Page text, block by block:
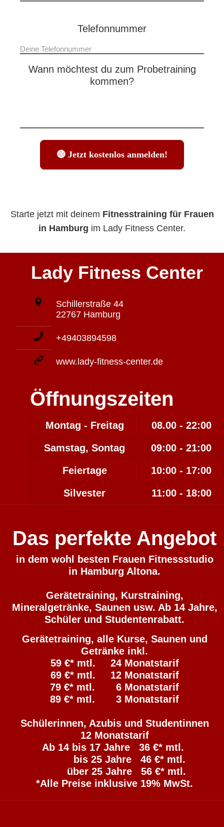
Telefonnummer
Wann möchtest du zum Probetraining
kommen?
Starte jetzt mit deinem Fitnesstraining für Frauen
in Hamburg im Lady Fitness Center.
Lady Fitness Center
Schillerstraße 44
22767 Hamburg
+49403894598
www.lady-fitness-center.de
Öffnungszeiten
Montag - Freitag 08.00 - 22:00
Samstag, Sontag 09:00 - 21:00
Feiertage 10:00 - 17:00
Silvester 11:00 - 18:00
Das perfekte Angebot
in dem wohl besten Frauen Fitnessstudio
in Hamburg Altona.
Gerätetraining, Kurstraining,
Mineralgetränke, Saunen usw. Ab 14 Jahre,
Schüler und Studentenrabatt.
Gerätetraining, alle Kurse, Saunen und
Getränke inkl.
59 €* mtl. 24 Monatstarif
69 €* mtl. 12 Monatstarif
79 €* mtl. 6 Monatstarif
89 €* mtl. 3 Monatstarif
Schülerinnen, Azubis und Studentinnen
12 Monatstarif
Ab 14 bis 17 Jahre 36 €* mtl.
bis 25 Jahre 46 €* mtl.
über 25 Jahre 56 €* mtl.
*Alle Preise inklusive 19% MwSt.